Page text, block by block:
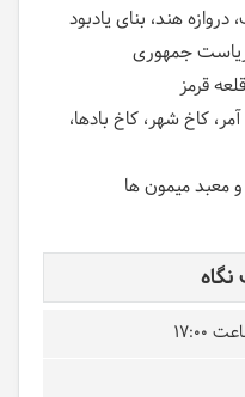
هند، بنای یادبود
ریاست جمهوری
قرمز
کاخ شهر، کاخ بادها،
17:00